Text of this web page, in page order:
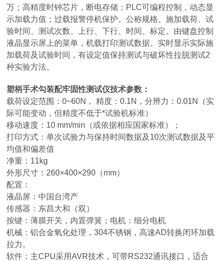
万；高精度时钟芯片，断电存储；PLC可编程控制，动态显
示加载力值；过载报警停机保护。公称规格、施加载荷、试
验时间、测试次数、上行、下行、时间、标定。由键盘控制
液晶显示屏上的菜单，机载打印测试数据。实时显示实际施
加载荷及试验时间，有设定值保持测试与破坏性拉脱测试2
种实验方法。
塑柄手术勾装配牢固性测试仪技术参数：
载荷设定范围：0~60N， 精度：0.1N，分辨力：0.01N（实
际可能变动，但精度不低于*试验机标准）
移动速度：10 mm/min（或依据相应国家标准）；
打印方式：单次试验力与保持时间数据及10次测试数据及平
均值和偏差值
净重：11kg
外形尺寸：260×400×290（mm）
配置：
液晶屏：中国台湾产
传感器：东昌大和（双）
按键：薄膜开关，内置弹簧；电机：细分电机
机械：铝合金氧化处理，304不锈钢，高速AD转换闭环加载
拉力。
软件：主CPU采用AVR技术，可带RS232通讯接口，适合